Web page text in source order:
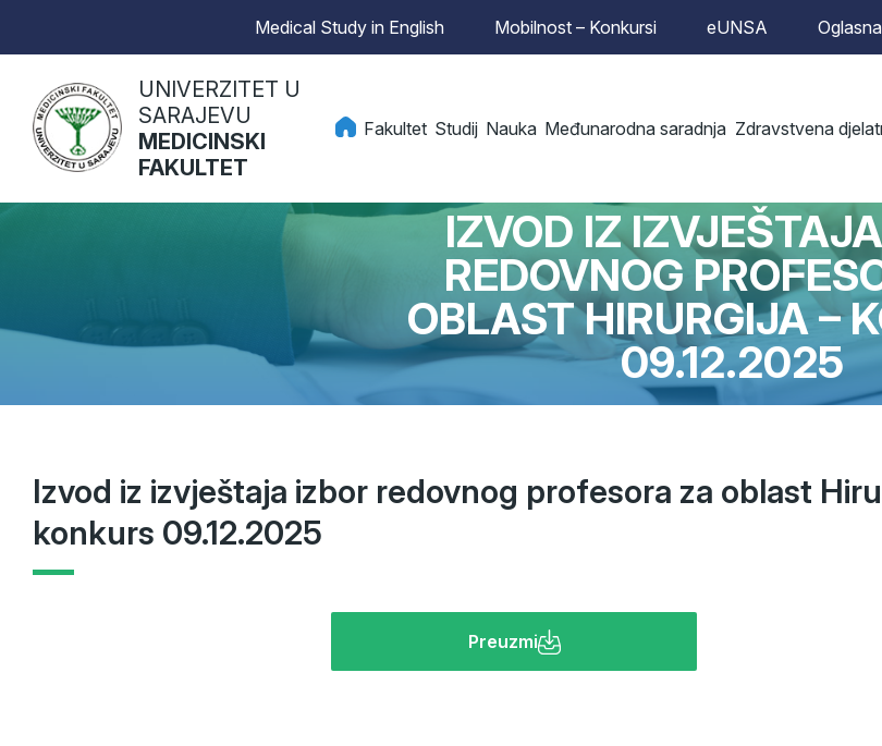
Medical Study in English Mobilnost – Konkursi eUNSA
UNIVERZITET U
SARAJEVU
MEDICINSKI
FAKULTET
Fakultet Studij Nauka Međunarodna saradnja Zdravstvena
IZVOD IZ
REDOVNOG
OBLAST HIRURGIJA –
09.12.2025
Izvod iz izvještaja izbor redovnog profesora za oblast
konkurs 09.12.2025
Preuzmi